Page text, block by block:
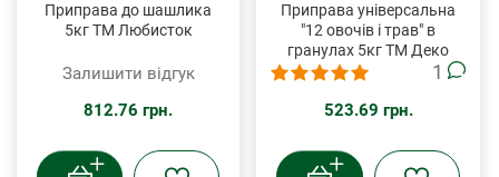
Приправа до шашлика
5кг ТМ Любисток
Залишити відгук
812.76 грн.
Приправа універсальна
"12 овочів і трав" в
гранулах 5кг ТМ Деко
1
523.69 грн.